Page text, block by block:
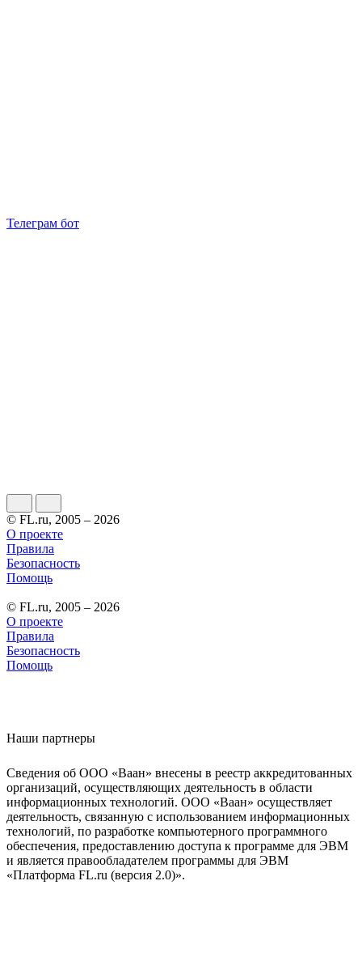
Телеграм бот
© FL.ru, 2005 – 2026
О проекте
Правила
Безопасность
Помощь
© FL.ru, 2005 – 2026
О проекте
Правила
Безопасность
Помощь
Наши партнеры
Сведения об ООО «Ваан» внесены в реестр аккредитованных
организаций, осуществляющих деятельность в области
информационных технологий. ООО «Ваан» осуществляет
деятельность, связанную с использованием информационных
технологий, по разработке компьютерного программного
обеспечения, предоставлению доступа к программе для ЭВМ
и является правообладателем программы для ЭВМ
«Платформа FL.ru (версия 2.0)».